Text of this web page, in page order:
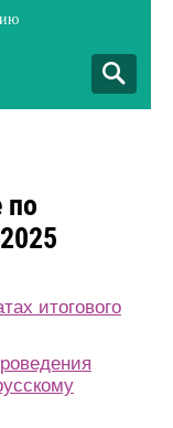
по
итогового